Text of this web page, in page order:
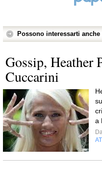
Possono interessarti
Gossip, Heather
Cuccarini
a